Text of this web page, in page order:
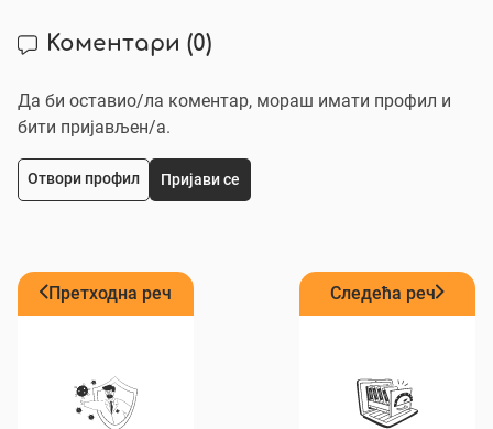
Коментари (0)
Да би оставио/ла коментар, мораш имати профил и
бити пријављен/a.
Отвори профил Пријави се
Претходна реч Следећа реч